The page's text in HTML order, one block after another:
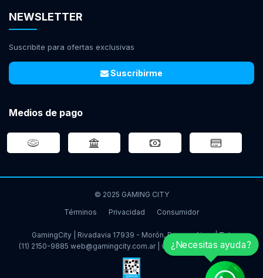
NEWSLETTER
Suscribite para ofertas exclusivas
Suscribirme
Medios de pago
© 2025 GAMING CITY
Términos
Privacidad Consumidor
GamingCity | Rivadavia 17939 - Morón, Buenos Aires | Tel:
(11) 2150-9885 web@gamingcity.com.ar www.gamingcity.com.ar
¿Necesitas ayuda?